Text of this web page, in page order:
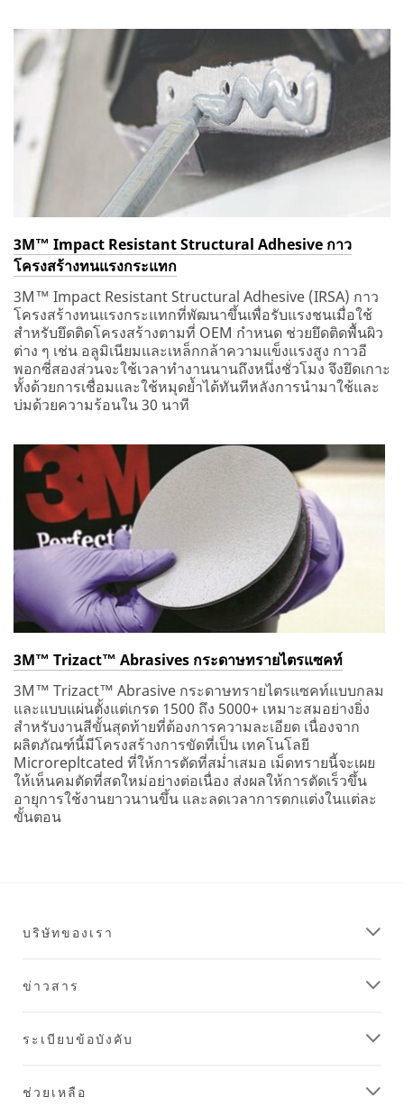
3M™ Impact Resistant Structural Adhesive กาว
โครงสร้างทนแรงกระแทก
3M™ Impact Resistant Structural Adhesive (IRSA) กาว
โครงสร้างทนแรงกระแทกที่พัฒนาขึ้นเพื่อรับแรงชนเมื่อใช้
สำหรับยึดติดโครงสร้างตามที่ OEM กำหนด ช่วยยึดติดพื้นผิว
ต่าง ๆ เช่น อลูมิเนียมและเหล็กกล้าความแข็งแรงสูง กาวอี
พอกซี่สองส่วนจะใช้เวลาทำงานนานถึงหนึ่งชั่วโมง จึงยึดเกาะ
ทั้งด้วยการเชื่อมและใช้หมุดย้ำได้ทันทีหลังการนำมาใช้และ
บ่มด้วยความร้อนใน 30 นาที
3M™ Trizact™ Abrasives กระดาษทรายไตรแซคท์
3M™ Trizact™ Abrasive กระดาษทรายไตรแซคท์แบบกลม
และแบบแผ่นตั้งแต่เกรด 1500 ถึง 5000+ เหมาะสมอย่างยิ่ง
สำหรับงานสีขั้นสุดท้ายที่ต้องการความละเอียด เนื่องจาก
ผลิตภัณฑ์นี้มีโครงสร้างการขัดที่เป็น เทคโนโลยี
Microrepltcated ที่ให้การตัดที่สม่ำเสมอ เม็ดทรายนี้จะเผย
ให้เห็นคมตัดที่สดใหม่อย่างต่อเนื่อง ส่งผลให้การตัดเร็วขึ้น
อายุการใช้งานยาวนานขึ้น และลดเวลาการตกแต่งในแต่ละ
ขั้นตอน
บริษัทของเรา
ข่าวสาร
ระเบียบข้อบังคับ
ช่วยเหลือ